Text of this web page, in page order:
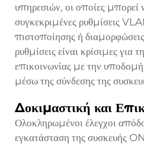
υπηρεσιών, οι οποίες μπορεί
συγκεκριμένες ρυθμίσεις
πιστοποίησης ή
ρυθμίσεις είναι κρίσιμες για
επικοινωνίας με την
μέσω της σύνδεσης της
Δοκιμαστική και
Ολοκληρωμένοι έλεγχοι
εγκατάσταση της συσκευής